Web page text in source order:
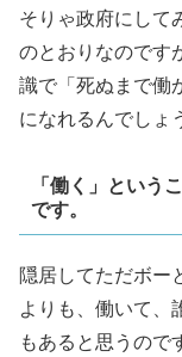
そりゃ政府にして
のとおりなのです
識で「死ぬまで働
になれるんでしょ
「働く」という
です。
隠居してただボー
よりも、働いて、
もあると思うので